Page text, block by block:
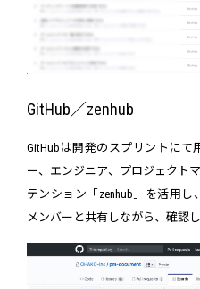
GitHub／zenhub
GitHubは開発のスプリントに
ー、エンジニア、プロジェクト
テンション「zenhub」を活用
メンバーと共有しながら、確認し